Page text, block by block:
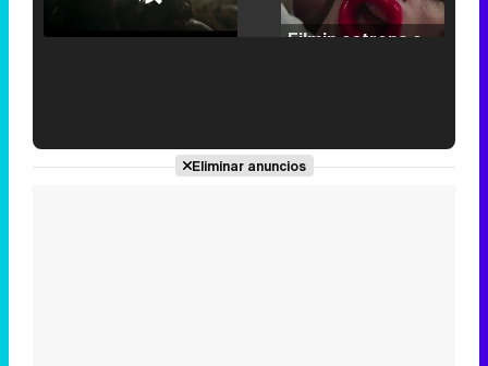
Unmute /
'120 Minutos' celebra sus 2.000 programas en Telemadrid con un vídeo del día a día en la redacción
Eliminar anuncios